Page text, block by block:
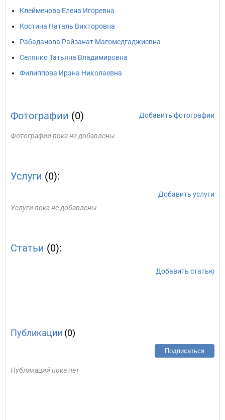
Клейменова Елена Игоревна
Костина Наталь Викторовна
Рабаданова Райзанат Магомедгаджиевна
Селянко Татьяна Владимировна
Филиппова Ирэна Николаевна
Фотографии (0) Добавить фотографии
Фотографии пока не добавлены
Услуги (0):
Добавить услуги
Услуги пока не добавлены
Статьи (0):
Добавить статью
Публикации (0)
Подписаться
Публикаций пока нет